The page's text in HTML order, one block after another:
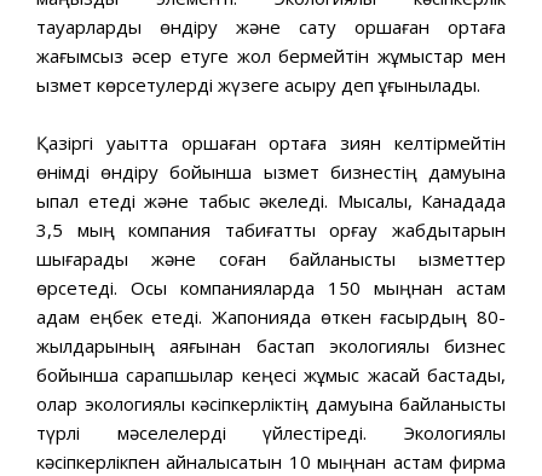
тауарларды өндіру және сату қоршаған ортаға
жағымсыз әсер етуге жол бермейтін жұмыстар мен
қызмет көрсетулерді жүзеге асыру деп ұғынылады.
Қазіргі уақытта қоршаған ортаға зиян келтірмейтін
өнімді өндіру бойынша қызмет бизнестің дамуына
ықпал етеді және табыс әкеледі. Мысалы, Канадада
3,5 мың компания табиғатты қорғау жабдықтарын
шығарады және соған байланысты қызметтер
қөрсетеді. Осы компанияларда 150 мыңнан астам
адам еңбек етеді. Жапонияда өткен ғасырдың 80-
жылдарының аяғынан бастап экологиялық бизнес
бойынша сарапшылар кеңесі жұмыс жасай бастады,
олар экологиялық кәсіпкерліктің дамуына байланысты
түрлі мәселелерді үйлестіреді. Экологиялық
кәсіпкерлікпен айналысатын 10 мыңнан астам фирма